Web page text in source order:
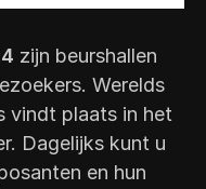
zijn beurshallen
Werelds
vindt plaats in het
Dagelijks kunt u
en hun